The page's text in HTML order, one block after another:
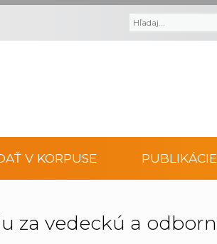
ľľ
V KORPUSE PUBLIKÁCIE
za vedeckú a